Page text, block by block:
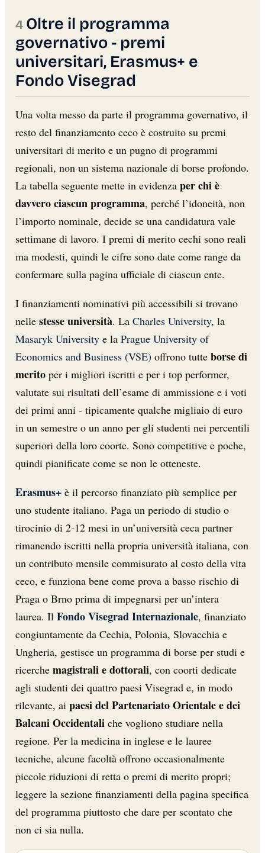
Oltre il programma
governativo - premi
universitari, Erasmus+ e
Fondo Visegrad
Una volta messo da parte il programma governativo, il
resto del finanziamento ceco è costruito su premi
universitari di merito e un pugno di programmi
regionali, non un sistema nazionale di borse profondo.
La tabella seguente mette in evidenza per chi è
davvero ciascun programma, perché l’idoneità, non
l’importo nominale, decide se una candidatura vale
settimane di lavoro. I premi di merito cechi sono reali
ma modesti, quindi le cifre sono date come range da
confermare sulla pagina ufficiale di ciascun ente.
I finanziamenti nominativi più accessibili si trovano
nelle stesse università. La Charles University, la
Masaryk University e la Prague University of
Economics and Business (VSE) offrono tutte borse di
merito per i migliori iscritti e per i top performer,
valutate sui risultati dell’esame di ammissione e i voti
dei primi anni - tipicamente qualche migliaio di euro
in un semestre o un anno per gli studenti nei percentili
superiori della loro coorte. Sono competitive e poche,
quindi pianificate come se non le otteneste.
Erasmus+ è il percorso finanziato più semplice per
uno studente italiano. Paga un periodo di studio o
tirocinio di 2-12 mesi in un’università ceca partner
rimanendo iscritti nella propria università italiana, con
un contributo mensile commisurato al costo della vita
ceco, e funziona bene come prova a basso rischio di
Praga o Brno prima di impegnarsi per un’intera
laurea. Il Fondo Visegrad Internazionale, finanziato
congiuntamente da Cechia, Polonia, Slovacchia e
Ungheria, gestisce un programma di borse per studi e
ricerche magistrali e dottorali, con coorti dedicate
agli studenti dei quattro paesi Visegrad e, in modo
rilevante, ai paesi del Partenariato Orientale e dei
Balcani Occidentali che vogliono studiare nella
regione. Per la medicina in inglese e le lauree
tecniche, alcune facoltà offrono occasionalmente
piccole riduzioni di retta o premi di merito propri;
leggere la sezione finanziamenti della pagina specifica
del programma piuttosto che dare per scontato che
non ci sia nulla.